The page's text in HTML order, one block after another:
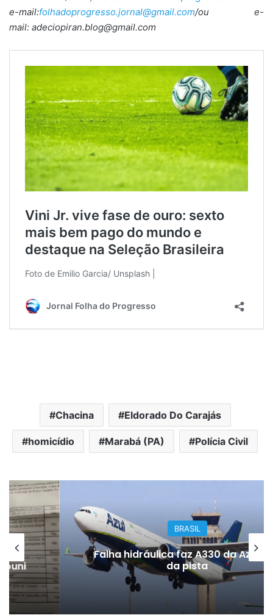
e-mail:folhadoprogresso.jornal@gmail.com/ou e-
mail: adeciopiran.blog@gmail.com
Chacina Eldorado Do Carajás
homicídio Marabá (PA) Polícia Civil
BRASIL
Falha hidráulica faz A330 da Azul sair
da pista